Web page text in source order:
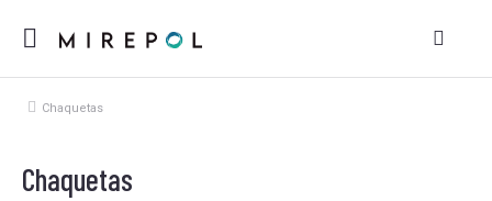
Chaquetas
Estás aquí:
Chaquetas